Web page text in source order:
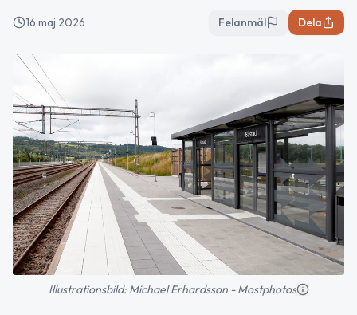
16 maj 2026 Felanmäl Dela
Illustrationsbild: Michael Erhardsson - Mostphotos